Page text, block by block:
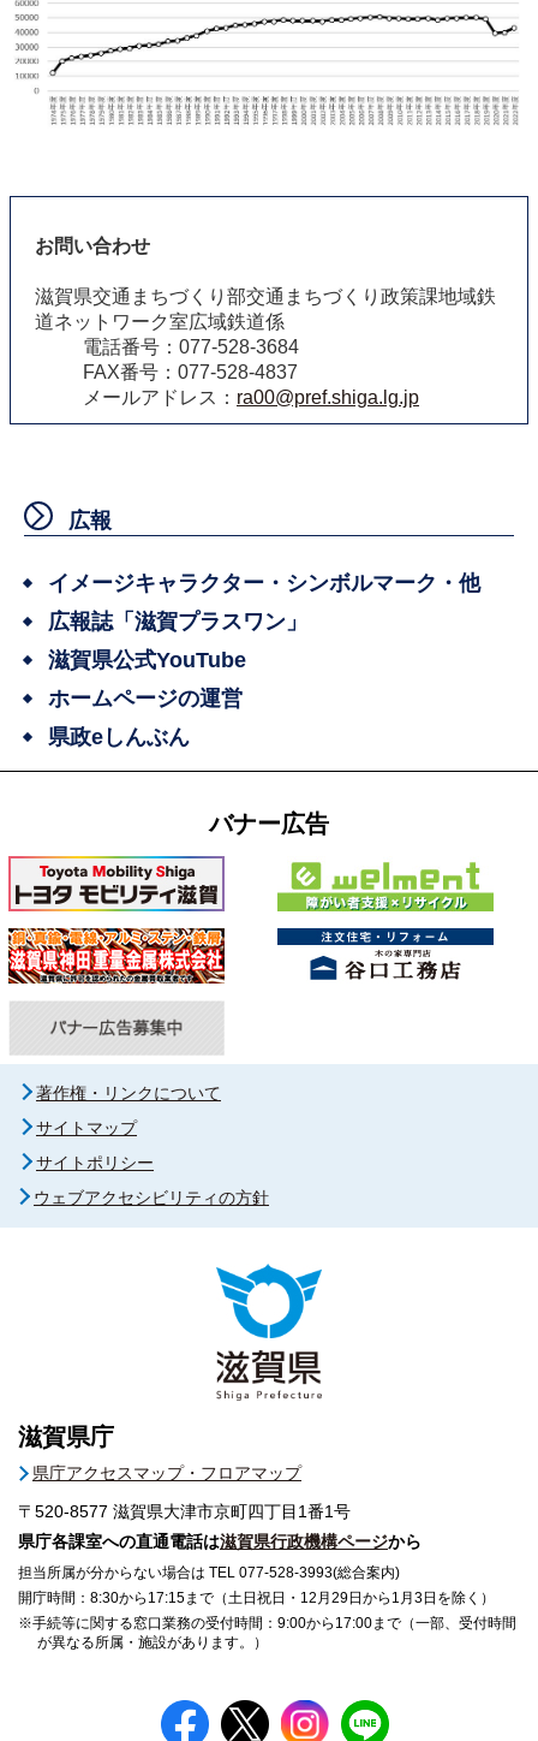
お問い合わせ
滋賀県交通まちづくり部交通まちづくり政策課地域鉄
道ネットワーク室広域鉄道係
電話番号：077-528-3684
FAX番号：077-528-4837
メールアドレス： ra00@pref.shiga.lg.jp
広報
イメージキャラクター・シンボルマーク・他
広報誌「滋賀プラスワン」
滋賀県公式YouTube
ホームページの運営
県政eしんぶん
バナー広告
著作権・リンクについて
サイトマップ
サイトポリシー
ウェブアクセシビリティの方針
滋賀県庁
県庁アクセスマップ・フロアマップ
〒520-8577 滋賀県大津市京町四丁目1番1号
県庁各課室への直通電話は滋賀県行政機構ページから
担当所属が分からない場合は TEL 077-528-3993(総合案内)
開庁時間：8:30から17:15まで（土日祝日・12月29日から1月3日を除く）
※手続等に関する窓口業務の受付時間：9:00から17:00まで（一部、受付時間
が異なる所属・施設があります。）